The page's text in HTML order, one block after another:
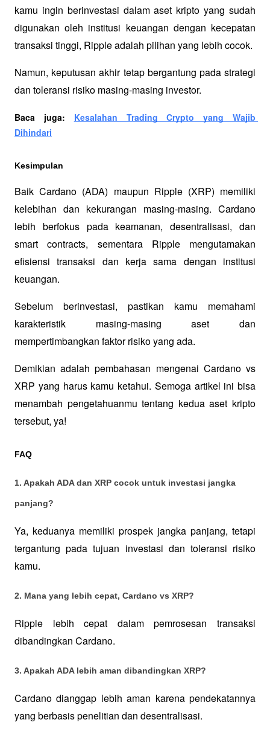
kamu ingin berinvestasi dalam aset kripto yang sudah
digunakan oleh institusi keuangan dengan kecepatan
transaksi tinggi, Ripple adalah pilihan yang lebih cocok.
Namun, keputusan akhir tetap bergantung pada strategi
dan toleransi risiko masing-masing investor.
Baca juga: Kesalahan Trading Crypto yang Wajib
Dihindari
Kesimpulan
Baik Cardano (ADA) maupun Ripple (XRP) memiliki
kelebihan dan kekurangan masing-masing. Cardano
lebih berfokus pada keamanan, desentralisasi, dan
smart contracts, sementara Ripple mengutamakan
efisiensi transaksi dan kerja sama dengan institusi
keuangan.
Sebelum berinvestasi, pastikan kamu memahami
karakteristik masing-masing aset dan
mempertimbangkan faktor risiko yang ada.
Demikian adalah pembahasan mengenai Cardano vs
XRP yang harus kamu ketahui. Semoga artikel ini bisa
menambah pengetahuanmu tentang kedua aset kripto
tersebut, ya!
FAQ
1. Apakah ADA dan XRP cocok untuk investasi jangka
panjang?
Ya, keduanya memiliki prospek jangka panjang, tetapi
tergantung pada tujuan investasi dan toleransi risiko
kamu.
2. Mana yang lebih cepat, Cardano vs XRP?
Ripple lebih cepat dalam pemrosesan transaksi
dibandingkan Cardano.
3. Apakah ADA lebih aman dibandingkan XRP?
Cardano dianggap lebih aman karena pendekatannya
yang berbasis penelitian dan desentralisasi.